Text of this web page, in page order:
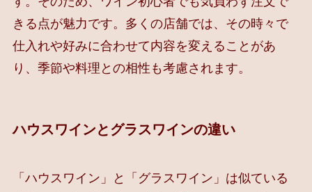
きる点が魅力です。多くの店舗では、その時々で
仕入れや好みに合わせて内容を変えることがあ
り、季節や料理との相性も考慮されます。
ハウスワインとグラスワインの違い
「ハウスワイン」と「グラスワイン」は似ている